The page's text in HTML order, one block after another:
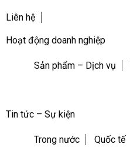
Liên hệ
Hoạt động doanh nghiệp
Sản phẩm – Dịch vụ
Tin tức – Sự kiện
Trong nước Quốc tế